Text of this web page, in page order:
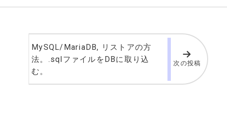
MySQL/MariaDB, リストアの方
法。.sqlファイルをDBに取り込
む。
次の投稿